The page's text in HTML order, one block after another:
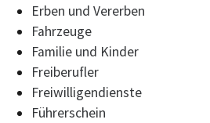
Erben und Vererben
Fahrzeuge
Familie und Kinder
Freiberufler
Freiwilligendienste
Führerschein